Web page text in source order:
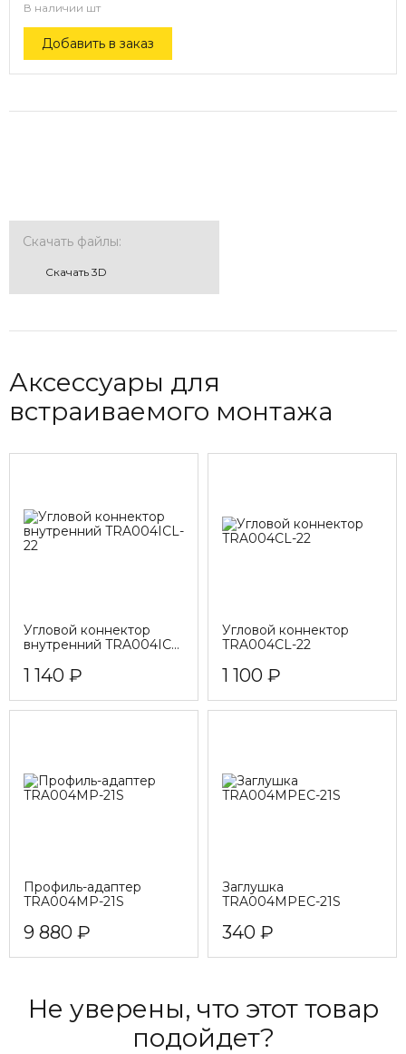
В наличии шт
Добавить в заказ
Скачать файлы:
Cкачать 3D
Аксессуары для
встраиваемого монтажа
Угловой коннектор
внутренний TRA004ICL-
1 140 ₽
Угловой коннектор
TRA004CL-22
1 100 ₽
Профиль-адаптер
TRA004MP-21S
9 880 ₽
Заглушка
TRA004MPEC-21S
340 ₽
Не уверены, что этот товар
подойдет?